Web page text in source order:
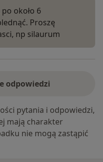
około 6
Proszę
np silaurum
odpowiedzi
pytania i odpowiedzi,
mają charakter
nie mogą zastąpić